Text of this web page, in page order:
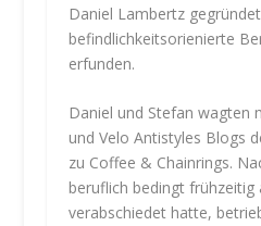
Daniel Lambertz
befindlichkeitsorienierte
erfunden.
Daniel und Stefan wagten
und Velo Antistyles Blogs
zu Coffee & Chainrings.
beruflich bedingt
verabschiedet hatte,